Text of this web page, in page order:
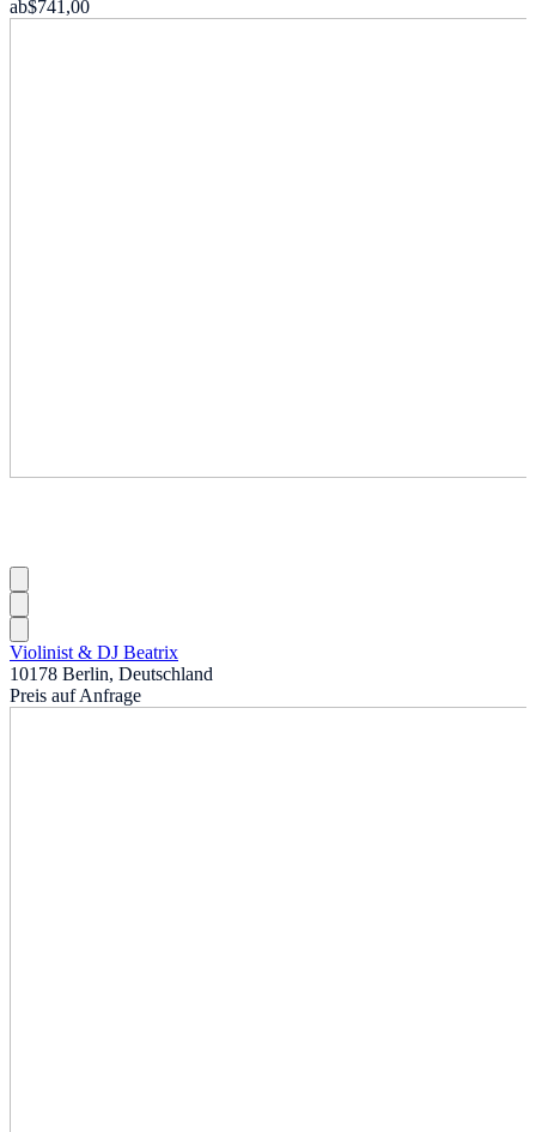
ab$741,00
Violinist & DJ Beatrix
10178 Berlin, Deutschland
Preis auf Anfrage